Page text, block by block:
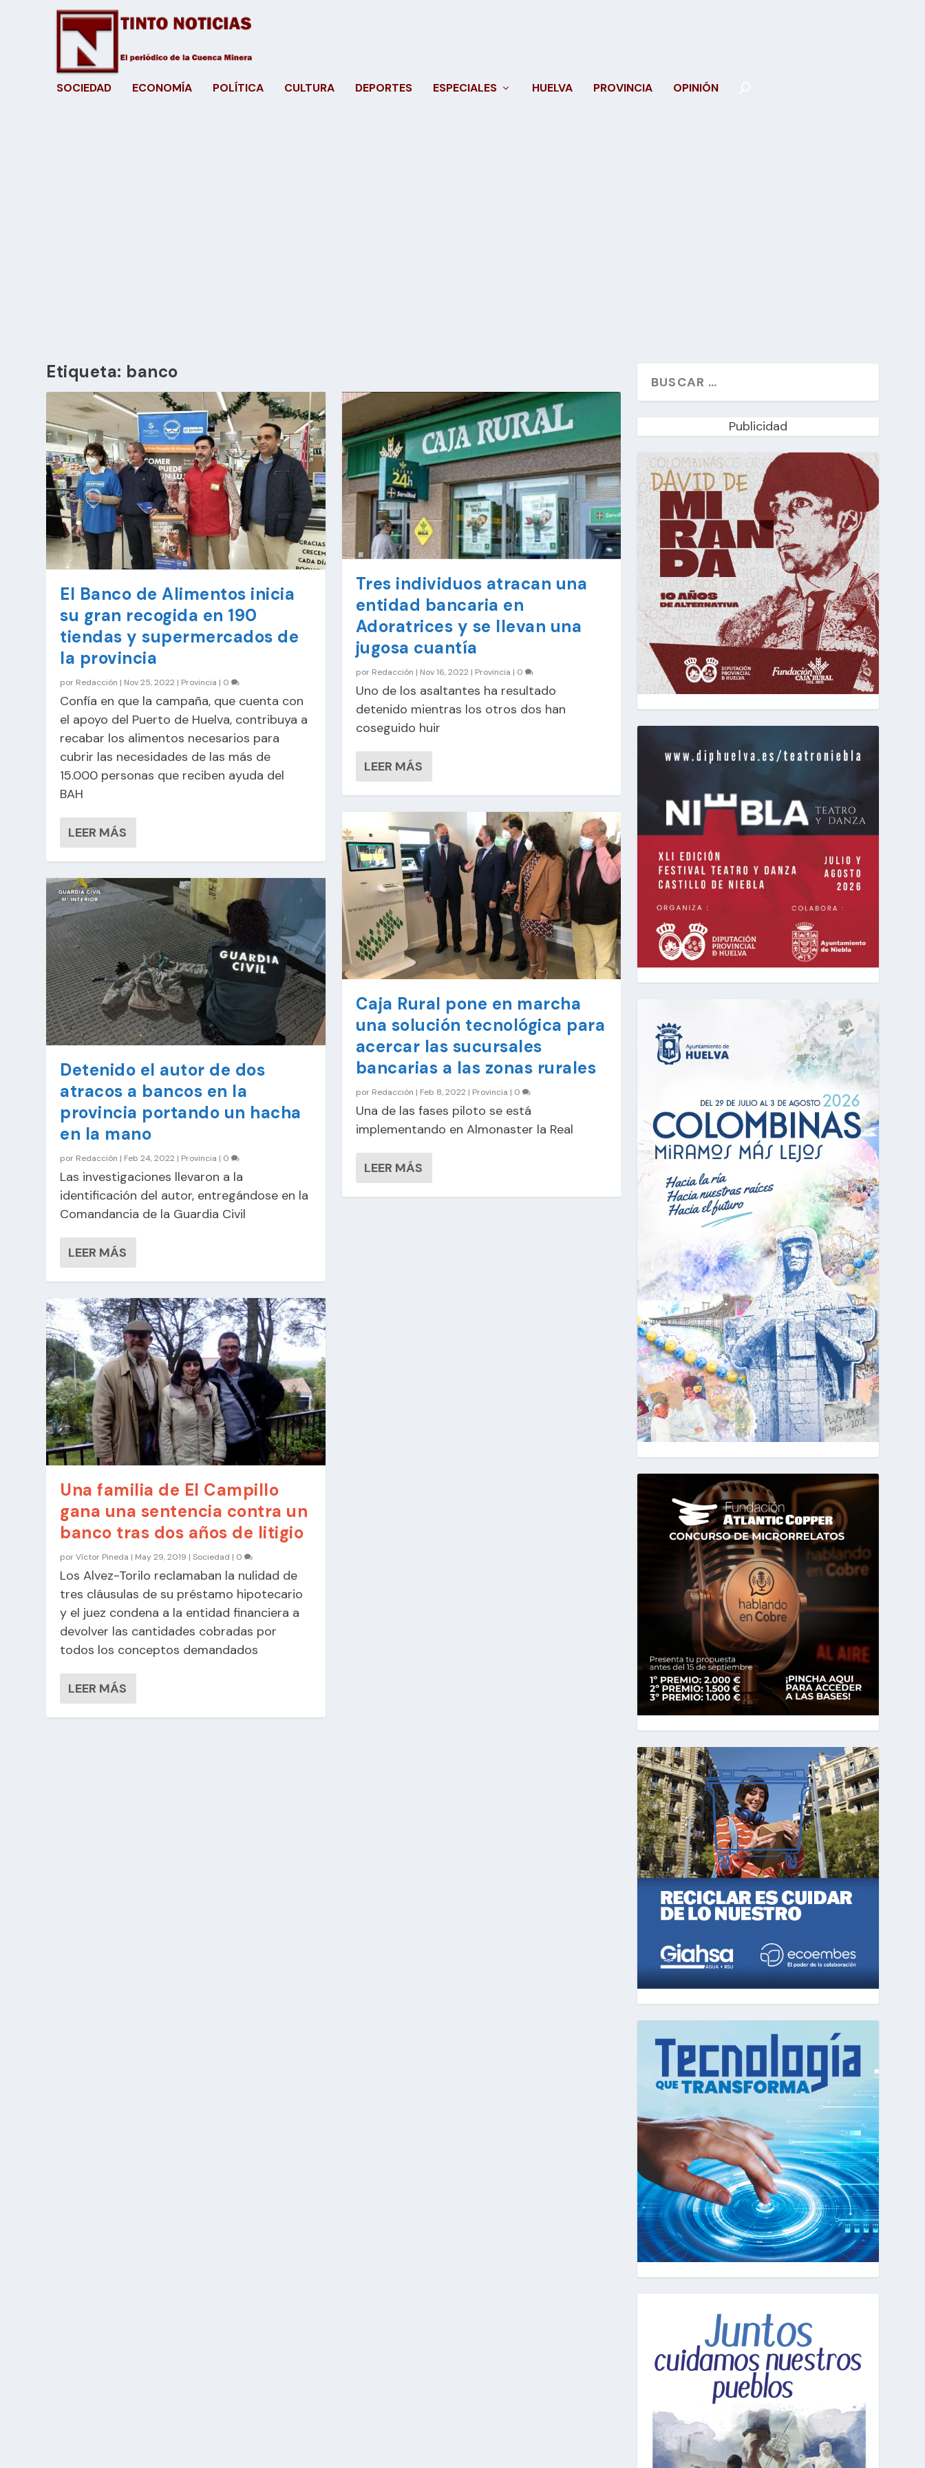
SOCIEDAD ECONOMÍA POLÍTICA CULTURA DEPORTES ESPECIALES HUELVA PROVINCIA OPINIÓN
Etiqueta: banco
El Banco de Alimentos inicia
su gran recogida en 190
tiendas y supermercados de
la provincia
por Redacción | Nov 25, 2022 | Provincia | 0
Confía en que la campaña, que cuenta con
el apoyo del Puerto de Huelva, contribuya a
recabar los alimentos necesarios para
cubrir las necesidades de las más de
15.000 personas que reciben ayuda del
BAH
LEER MÁS
Detenido el autor de dos
atracos a bancos en la
provincia portando un hacha
en la mano
por Redacción | Feb 24, 2022 | Provincia | 0
Las investigaciones llevaron a la
identificación del autor, entregándose en la
Comandancia de la Guardia Civil
LEER MÁS
Una familia de El Campillo
gana una sentencia contra un
banco tras dos años de litigio
porVíctor Pineda | May 29, 2019 |Sociedad | 0
Los Alvez-Torilo reclamaban la nulidad de
tres cláusulas de su préstamo hipotecario
y el juez condena a la entidad financiera a
devolver las cantidades cobradas por
todos los conceptos demandados
LEER MÁS
Tres individuos atracan una
entidad bancaria en
Adoratrices y se llevan una
jugosa cuantía
por Redacción | Nov 16, 2022 | Provincia | 0
Uno de los asaltantes ha resultado
detenido mientras los otros dos han
coseguido huir
LEER MÁS
Caja Rural pone en marcha
una solución tecnológica para
acercar las sucursales
bancarias a las zonas rurales
por Redacción | Feb 8, 2022 | Provincia | 0
Una de las fases piloto se está
implementando en Almonaster la Real
LEER MÁS
Publicidad